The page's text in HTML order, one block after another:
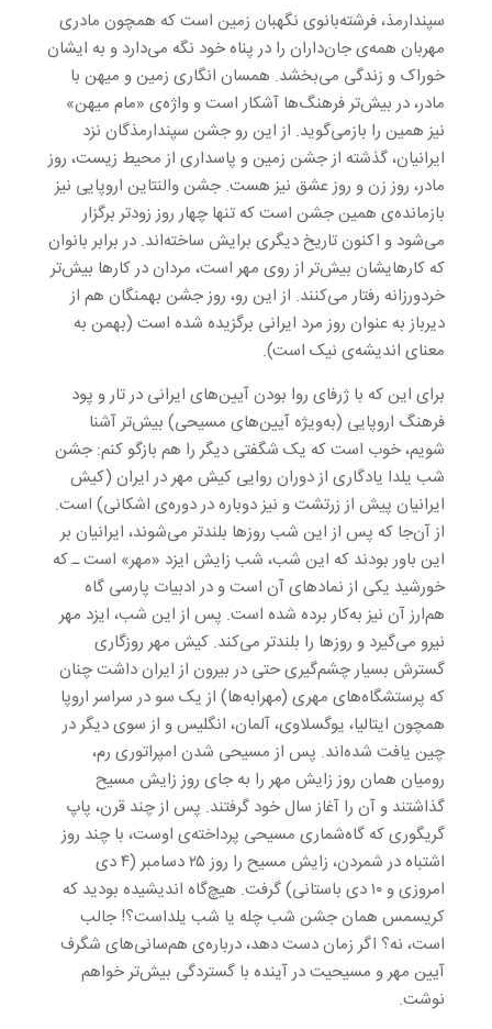
سپندارمذ، فرشته‌بانوی نگهبان زمین است که همچون مادری
مهربان همه‌ی جان‌داران را در پناه خود نگه می‌دارد و به ایشان
خوراک و زندگی می‌بخشد. همسان انگاری زمین و میهن با
مادر، در بیش‌تر فرهنگ‌ها آشکار است و واژه‌ی «مام میهن»
نیز همین را بازمی‌گوید. از این رو جشن سپندارمذگان نزد
ایرانیان، گذشته از جشن زمین و پاسداری از محیط زیست، روز
مادر، روز زن و روز عشق نیز هست. جشن والنتاین اروپایی نیز
بازمانده‌ی همین جشن است که تنها چهار روز زودتر برگزار
می‌شود و اکنون تاریخ دیگری برایش ساخته‌اند. در برابر بانوان
که کارهایشان بیش‌تر از روی مهر است، مردان در کارها بیش‌تر
خردورزانه رفتار می‌کنند. از این رو، روز جشن بهمنگان هم از
دیرباز به عنوان روز مرد ایرانی برگزیده شده است (بهمن به
معنای اندیشه‌ی نیک است).
برای این که با ژرفای روا بودن آیین‌های ایرانی در تار و پود
فرهنگ اروپایی (به‌ویژه آیین‌های مسیحی) بیش‌تر آشنا
شویم، خوب است که یک شگفتی دیگر را هم بازگو کنم: جشن
شب یلدا یادگاری از دوران روایی کیش مهر در ایران (کیش
ایرانیان پیش از زرتشت و نیز دوباره در دوره‌ی اشکانی) است.
از آن‌جا که پس از این شب روزها بلندتر می‌شوند، ایرانیان بر
این باور بودند که این شب، شب زایش ایزد «مهر» است ـ که
خورشید یکی از نمادهای آن است و در ادبیات پارسی گاه
هم‌ارز آن نیز به‌کار برده شده است. پس از این شب، ایزد مهر
نیرو می‌گیرد و روزها را بلندتر می‌کند. کیش مهر روزگاری
گسترش بسیار چشم‌گیری حتی در بیرون از ایران داشت چنان
که پرستشگاه‌های مهری (مهرابه‌ها) از یک سو در سراسر اروپا
همچون ایتالیا، یوگسلاوی، آلمان، انگلیس و از سوی دیگر در
چین یافت شده‌اند. پس از مسیحی شدن امپراتوری رم،
رومیان همان روز زایش مهر را به ‌جای روز زایش مسیح
گذاشتند و آن را آغاز سال خود گرفتند. پس از چند قرن، پاپ
گریگوری که گاه‌شماری مسیحی پرداخته‌ی اوست، با چند روز
اشتباه در شمردن، زایش مسیح را روز ۲۵ دسامبر (۴ دی
امروزی و ۱۰ دی باستانی) گرفت. هیچ‌گاه اندیشیده بودید که
کریسمس همان جشن شب چله یا شب یلداست؟! جالب
است، نه؟ اگر زمان دست دهد، درباره‌ی هم‌سانی‌های شگرف
آیین مهر و مسیحیت در آینده با گستردگی بیش‌تر خواهم
نوشت.